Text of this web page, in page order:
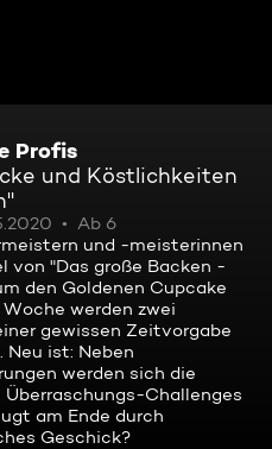
Profis
und Köstlichkeiten
Ab 6
und -meisterinnen
"Das große Backen -
den Goldenen Cupcake
werden zwei
gewissen Zeitvorgabe
ist: Neben
werden sich die
Challenges
am Ende durch
Geschick?